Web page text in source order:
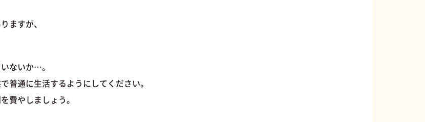
ますが、
ないか…。
普通に生活するようにしてください。
費やしましょう。